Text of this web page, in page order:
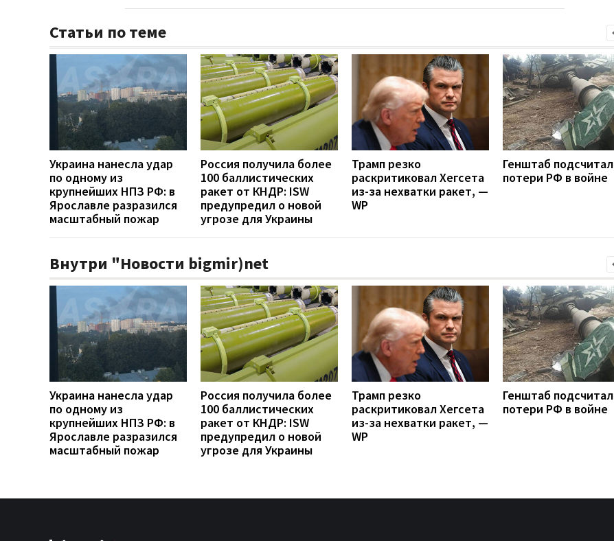
Статьи по теме
Украина нанесла удар
по одному из
крупнейших НПЗ РФ: в
Ярославле разразился
масштабный пожар
Россия получила более
100 баллистических
ракет от КНДР: ISW
предупредил о новой
угрозе для Украины
Трамп резко
раскритиковал Хегсета
из-за нехватки ракет, —
WP
Генштаб подсчитал
потери РФ в войне
Внутри "Новости bigmir)net
Украина нанесла удар
по одному из
крупнейших НПЗ РФ: в
Ярославле разразился
масштабный пожар
Россия получила более
100 баллистических
ракет от КНДР: ISW
предупредил о новой
угрозе для Украины
Трамп резко
раскритиковал Хегсета
из-за нехватки ракет, —
WP
Генштаб подсчитал
потери РФ в войне